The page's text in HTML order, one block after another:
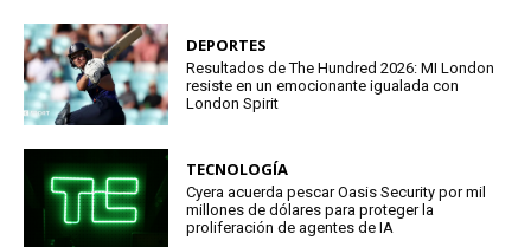
DEPORTES
Resultados de The Hundred 2026: MI London
resiste en un emocionante igualada con
London Spirit
TECNOLOGÍA
Cyera acuerda pescar Oasis Security por mil
millones de dólares para proteger la
proliferación de agentes de IA